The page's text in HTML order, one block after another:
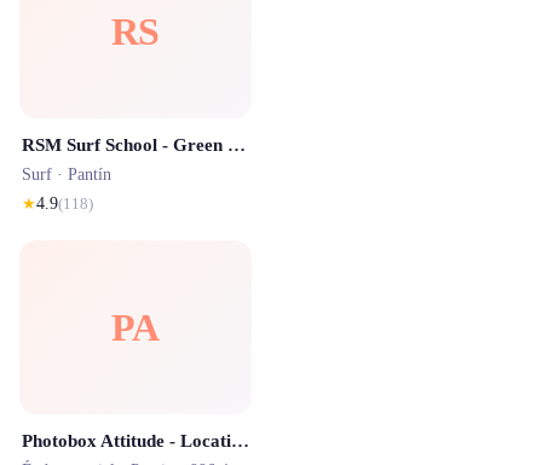
RS
RSM Surf School - Green Surf House Pantin
Surf · Pantín
★4.9(118)
PA
Photobox Attitude - Location Borne photos & Photobooth